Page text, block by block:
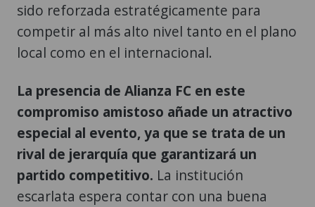
sido reforzada estratégicamente para
competir al más alto nivel tanto en el plano
local como en el internacional.
La presencia de Alianza FC en este
compromiso amistoso añade un atractivo
especial al evento, ya que se trata de un
rival de jerarquía que garantizará un
partido competitivo. La institución
escarlata espera contar con una buena